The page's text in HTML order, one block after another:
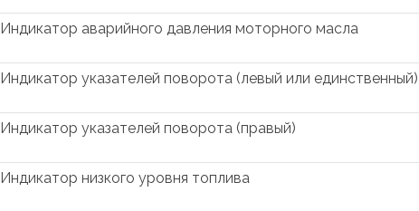
Индикатор аварийного давления моторного масла
Индикатор указателей поворота (левый или единственный)
Индикатор указателей поворота (правый)
Индикатор низкого уровня топлива